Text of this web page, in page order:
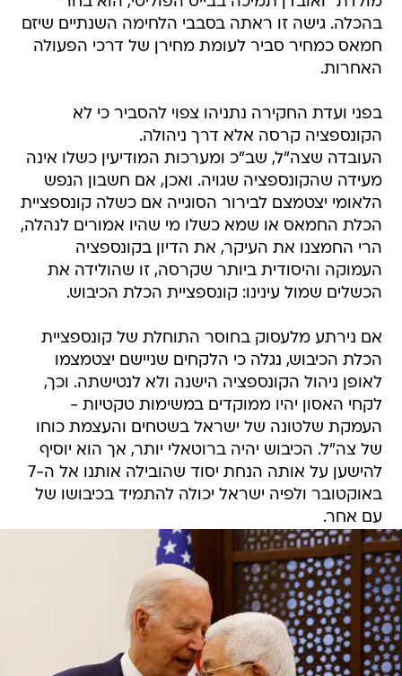
בהכלה. גישה זו ראתה בסבבי הלחימה השנתיים שיזם
חמאס כמחיר סביר לעומת מחירן של דרכי הפעולה
האחרות.
בפני ועדת החקירה נתניהו צפוי להסביר כי לא
הקונספציה קרסה אלא דרך ניהולה.
העובדה שצה"ל, שב"כ ומערכות המודיעין כשלו אינה
מעידה שהקונספציה שגויה. ואכן, אם חשבון הנפש
הלאומי יצטמצם לבירור הסוגייה אם כשלה קונספציית
הכלת החמאס או שמא כשלו מי שהיו אמורים לנהלה,
הרי החמצנו את העיקר, את הדיון בקונספציה
העמוקה והיסודית ביותר שקרסה, זו שהולידה את
הכשלים שמול עינינו: קונספציית הכלת הכיבוש.
אם נירתע מלעסוק בחוסר התוחלת של קונספציית
הכלת הכיבוש, נגלה כי הלקחים שניישם יצטמצמו
לאופן ניהול הקונספציה הישנה ולא לנטישתה. וכך,
לקחי האסון יהיו ממוקדים במשימות טקטיות -
העמקת שלטונה של ישראל בשטחים והעצמת כוחו
של צה"ל. הכיבוש יהיה ברוטאלי יותר, אך הוא יוסיף
להישען על אותה הנחת יסוד שהובילה אותנו אל ה-7
באוקטובר ולפיה ישראל יכולה להתמיד בכיבושו של
עם אחר.